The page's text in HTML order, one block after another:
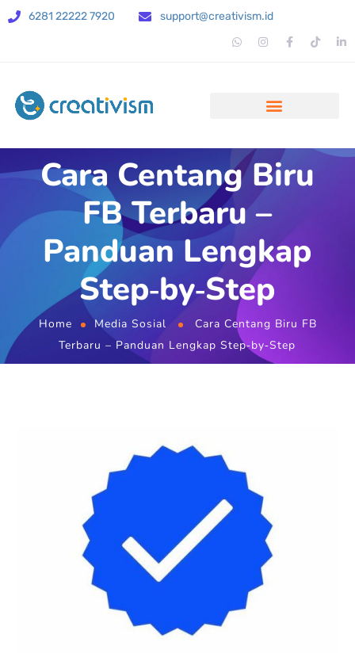
6281 22222 7920 support@creativism.id
Cara Centang Biru
FB Terbaru –
Panduan Lengkap
Step‑by‑Step
Home Media Sosial
Cara Centang Biru FB
Terbaru – Panduan Lengkap Step‑by‑Step